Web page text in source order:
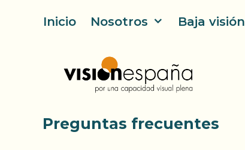
Inicio Nosotros Baja visión
Preguntas frecuentes